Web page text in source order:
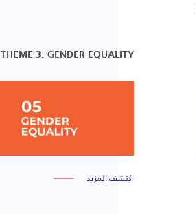
THEME 3. GENDER EQUALITY
اكتشف المزيد